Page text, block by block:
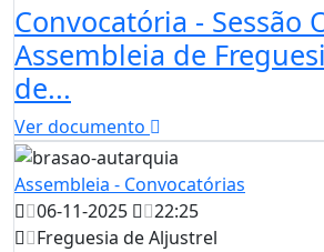
Convocatória - Sessão
Assembleia de
de...
Ver documento
Assembleia - Convocatórias
06-11-2025
22:25
Freguesia de Aljustrel